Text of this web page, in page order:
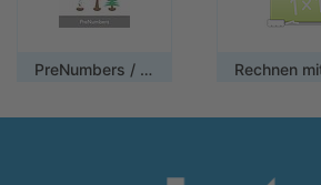
PreNumbers / Mehrplatzlizenz